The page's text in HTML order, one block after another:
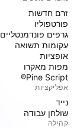
זרם חדשות
פורטפוליו
גרפים פונדמנטליים
עקומות תשואה
אופציות
מפות מאקרו
Pine Script®
אפליקציות
נייד
שולחן עבודה
קהילה